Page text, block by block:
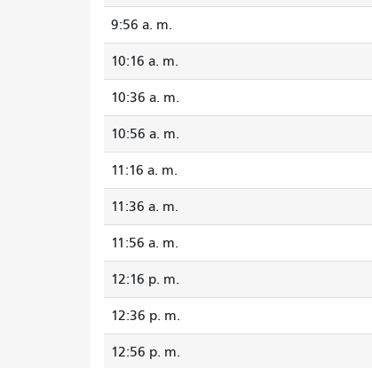
9:56 a. m.
10:16 a. m.
10:36 a. m.
10:56 a. m.
11:16 a. m.
11:36 a. m.
11:56 a. m.
12:16 p. m.
12:36 p. m.
12:56 p. m.